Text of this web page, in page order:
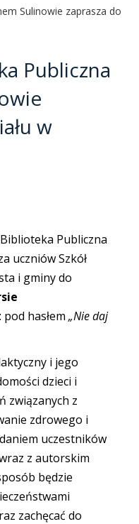
Sulinowie zaprasza do
Publiczna
w
Publiczna
uczniów Szkół
i gminy do
pod hasłem „Nie daj
i jego
dzieci i
związanych z
zdrowego i
uczestników
z autorskim
będzie
zachęcać do